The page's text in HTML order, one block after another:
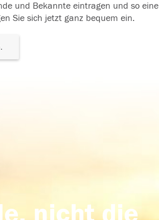
und Bekannte eintragen und so eine
Sie sich jetzt ganz bequem ein.